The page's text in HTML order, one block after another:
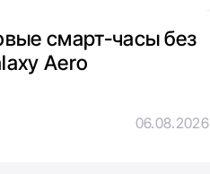
смарт-часы без
Aero
06.08.2026